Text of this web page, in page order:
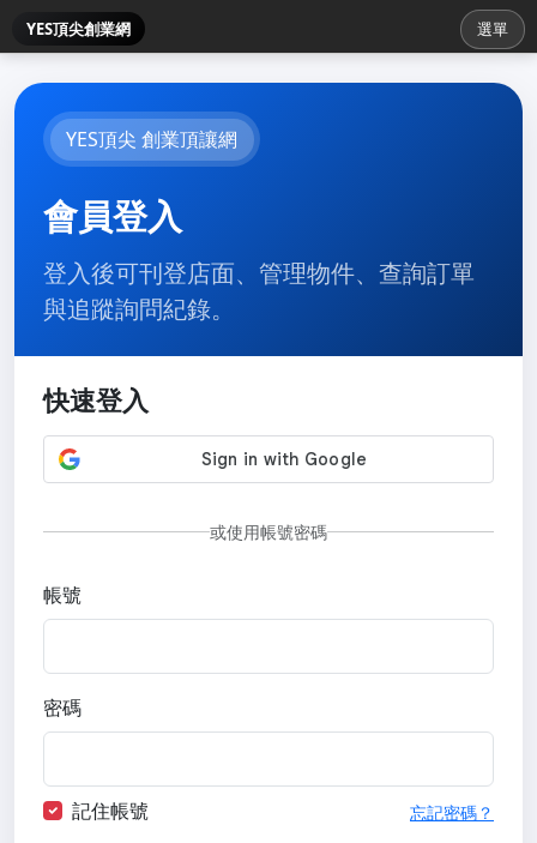
YES頂尖創業網 選單
YES頂尖 創業頂讓網
會員登入
登入後可刊登店面、管理物件、查詢訂單
與追蹤詢問紀錄。
快速登入
或使用帳號密碼
帳號
密碼
記住帳號 忘記密碼？